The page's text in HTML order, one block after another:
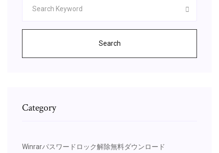
Search
Category
Winrarパスワードロック解除無料ダウンロード